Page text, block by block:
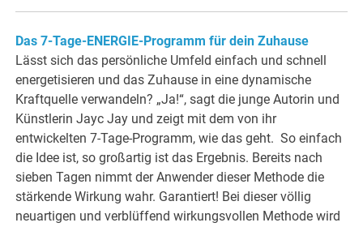
Das 7-Tage-ENERGIE-Programm für dein Zuhause
Lässt sich das persönliche Umfeld einfach und schnell
energetisieren und das Zuhause in eine dynamische
Kraftquelle verwandeln? „Ja!“, sagt die junge Autorin und
Künstlerin Jayc Jay und zeigt mit dem von ihr
entwickelten 7-Tage-Programm, wie das geht. So einfach
die Idee ist, so großartig ist das Ergebnis. Bereits nach
sieben Tagen nimmt der Anwender dieser Methode die
stärkende Wirkung wahr. Garantiert! Bei dieser völlig
neuartigen und verblüffend wirkungsvollen Methode wird